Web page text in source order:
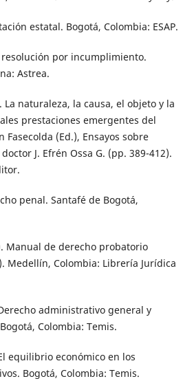
estatal. Bogotá, Colombia: ESAP.
resolución por incumplimiento.
Astrea.
La naturaleza, la causa, el objeto y la
prestaciones emergentes del
Fasecolda (Ed.), Ensayos sobre
J. Efrén Ossa G. (pp. 389-412).
penal. Santafé de Bogotá,
Manual de derecho probatorio
Medellín, Colombia: Librería Jurídica
administrativo general y
Colombia: Temis.
equilibrio económico en los
Bogotá, Colombia: Temis.